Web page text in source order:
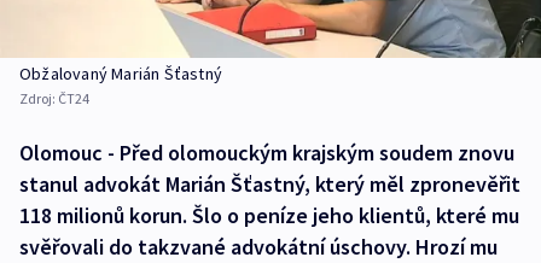
Obžalovaný Marián Šťastný
Zdroj: ČT24
Olomouc - Před olomouckým krajským soudem znovu
stanul advokát Marián Šťastný, který měl zpronevěřit
118 milionů korun. Šlo o peníze jeho klientů, které mu
svěřovali do takzvané advokátní úschovy. Hrozí mu